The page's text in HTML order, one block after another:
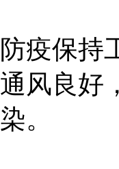
疫保持
风良好
。